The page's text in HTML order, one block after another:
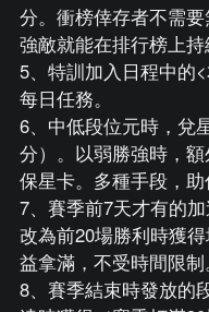
分。衝榜倖存者不需
強敵就能在排行榜上持
5、特訓加入日程中的
每日任務。
6、中低段位元時，兌
分）。以弱勝強時，
保星卡。多種手段，助
7、賽季前7天才有的
改為前20場勝利時獲
益拿滿，不受時間限制
8、賽季結束時發放的